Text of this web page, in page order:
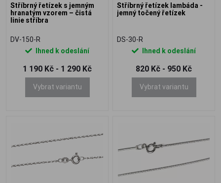
Stříbrný řetízek s jemným
hranatým vzorem – čistá
linie stříbra
DV-150-R
Ihned k odeslání
1 190 Kč - 1 290 Kč
Vybrat variantu
Stříbrný řetízek lambáda -
jemný točený řetízek
DS-30-R
Ihned k odeslání
820 Kč - 950 Kč
Vybrat variantu